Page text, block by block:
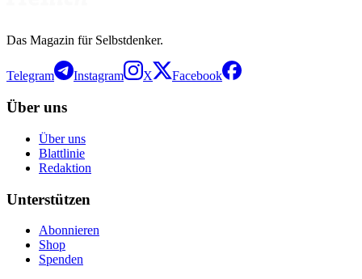
Das Magazin für Selbstdenker.
Telegram Instagram X Facebook
Über uns
Über uns
Blattlinie
Redaktion
Unterstützen
Abonnieren
Shop
Spenden